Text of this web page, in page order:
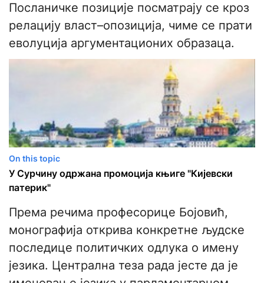
Посланичке позиције посматрају се кроз
релацију власт–опозиција, чиме се прати
еволуција аргументационих образаца.
On this topic
У Сурчину одржана промоција књиге "Кијевски
патерик"
Према речима професорице Бојовић,
монографија открива конкретне људске
последице политичких одлука о имену
језика. Централна теза рада јесте да је